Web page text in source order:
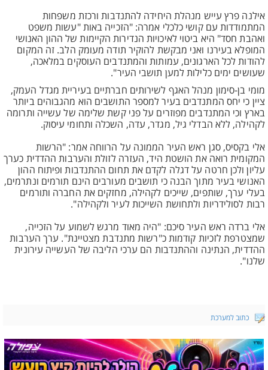
אילנה פרץ עייש מנהלת היחידה להתנדבות ורכזת משפחות
המתמודדות עם קושי כלכלי אמרה: "הזכייה באות "עשות משפט
ואהבת חסד" היא ביטוי לאיכויות הנדירות הקיימות של ההון האנושי
המופלא בעירנו ואני מבקשת להוקיר תודה מעומק הלב. זה המקום
להודות לכל הארגונים, עמותות והמתנדבים העוסקים במלאכה,
שעושים ימים כלילות למען תושבי העיר".
מומי בן-סימון מנהל האגף לשירותים חברתיים בעיריית מגדל העמק,
ציין כי יחס המתנדבים בעיר למספר התושבים הוא מהגבוהים ביותר
בארץ וכי המתנדבים מפוזרים על פני קשת שלימה של עשייה ותרומה
לקהילה, ללא הבדלי גיל, מגדר, עדה, השכלה ותחומי עיסוק.
אלי בקסיס, סגן ראש העיר הממונה על הרווחה אמר: "הרשות
המקומית רואה את הושטת היד, העזרה לזולת והערבות ההדדית כערך
עליון ולכן חרטה על דגלה לקדם את תחום ההתנדבות ופיתוח ההון
האנושי בעיר מתוך הבנה כי תושבים מעורבים הינם תורמים ונתרמים,
בעלי ערך, שותפים, שייכים לקהילה, מחזקים את החברה ותורמים
רבות לסולידריות ולתחושת השייכות לעיר ולקהילה".
אלי ברדה ראש העיר סיכם: "היה מאוד מרגש לשמוע על הזכייה,
שמצטרפת לזכיות קודמות כ"רשות מתנדבת מצטיינת". ערך הערבות
ההדדית, הנתינה וההתנדבות הם ערכי הליבה של העשייה עירונית
שלנו".
כתוב למערכת